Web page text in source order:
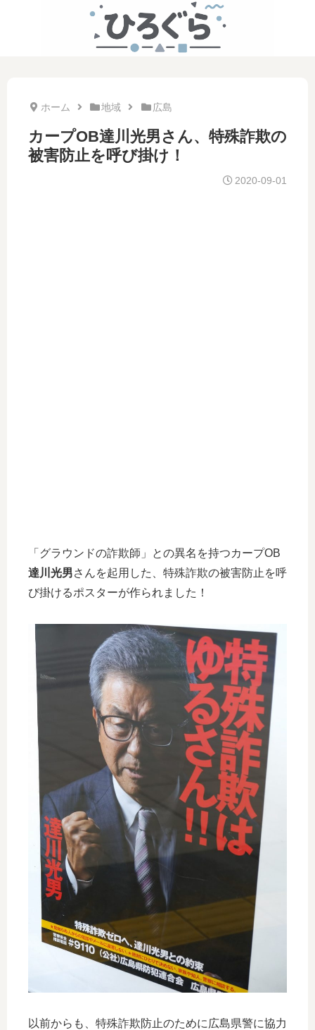
ホーム 地域 広島
カープOB達川光男さん、特殊詐欺の
被害防止を呼び掛け！
2020-09-01
「グラウンドの詐欺師」との異名を持つカープOB
達川光男さんを起用した、特殊詐欺の被害防止を呼
び掛けるポスターが作られました！
以前からも、特殊詐欺防止のために広島県警に協力